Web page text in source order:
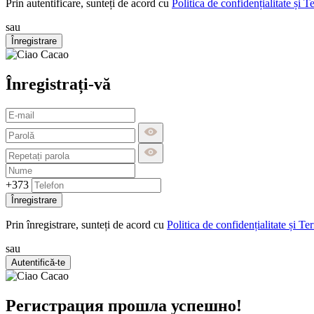
Prin autentificare, sunteți de acord cu Politica de confidențialitate și
sau
Înregistrare
Înregistrați-vă
+373
Înregistrare
Prin înregistrare, sunteți de acord cu Politica de confidențialitate și
sau
Autentifică-te
Регистрация прошла успешно!